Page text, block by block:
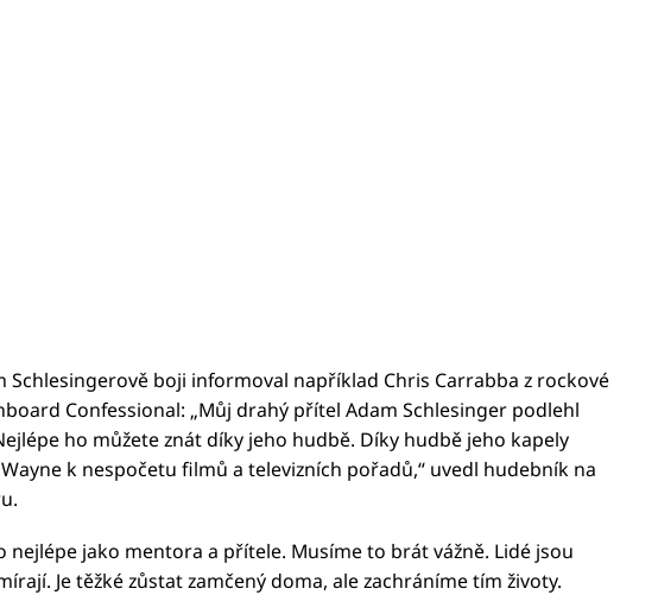
Schlesingerově boji informoval například Chris Carrabba z rockové
Confessional: „Můj drahý přítel Adam Schlesinger podlehl
ho můžete znát díky jeho hudbě. Díky hudbě jeho kapely
k nespočetu filmů a televizních pořadů,“ uvedl hudebník na
nejlépe jako mentora a přítele. Musíme to brát vážně. Lidé jsou
Je těžké zůstat zamčený doma, ale zachráníme tím životy.